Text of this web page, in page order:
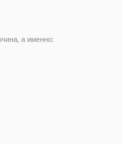
а именно: